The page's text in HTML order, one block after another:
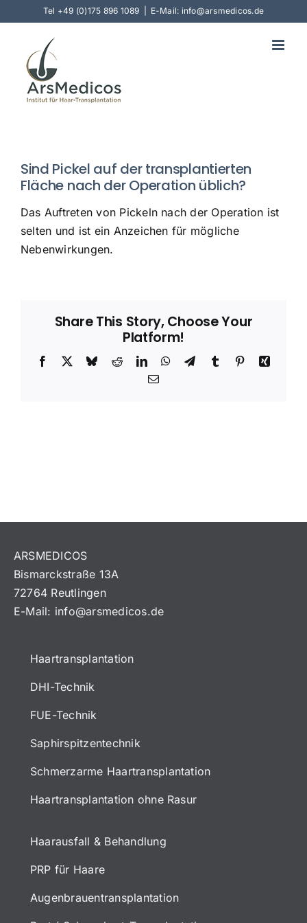
to
Tel +49 (0)175 896 1089 E-Mail: info@arsmedicos.de
Sind Pickel auf der transplantierten
Fläche nach der Operation üblich?
Das Auftreten von Pickeln nach der Operation ist
selten und ist ein Anzeichen für mögliche
Nebenwirkungen.
Share This Story, Choose Your
Platform!
Facebook BlueskyRedditLinkedInWhatsApp
TelegramTumblr PinterestXing
Email
ARSMEDICOS
Bismarckstraße 13A
72764 Reutlingen
E-Mail: info@arsmedicos.de
Haartransplantation
DHI-Technik
FUE-Technik
Saphirspitzentechnik
Schmerzarme Haartransplantation
Haartransplantation ohne Rasur
Haarausfall & Behandlung
PRP für Haare
Augenbrauentransplantation